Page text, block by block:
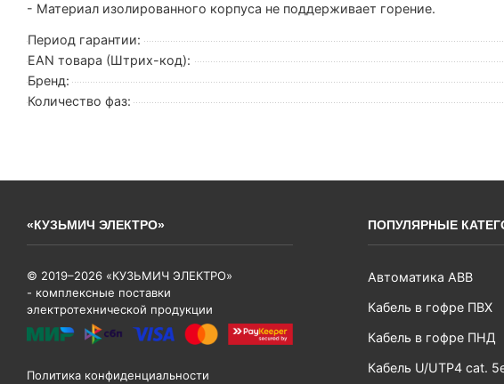
- Материал изолированного корпуса не поддерживает горение.
Период гарантии:
EAN товара (Штрих-код):
Бренд:
Количество фаз:
«КУЗЬМИЧ ЭЛЕКТРО»
© 2019–2026 «КУЗЬМИЧ ЭЛЕКТРО»
- комплексные поставки
электротехнической продукции
Политика конфиденциальности
ПОПУЛЯРНЫЕ
Автоматика ABB
Кабель в гофре ПВХ
Кабель в гофре ПНД
Кабель U/UTP4 cat.